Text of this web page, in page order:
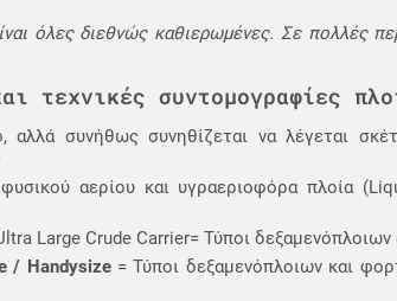
όλες διεθνώς καθιερωμένες. Σε πολλές
τεχνικές συντομογραφίες
συνήθως συνηθίζεται να λέγεται
αερίου και υγραεριοφόρα πλοία
Large Crude Carrier= Τύποι
/ Handysize= Τύποι δεξαμενόπλοιων και